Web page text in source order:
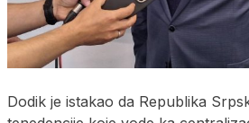
Dodik je istakao da Republika